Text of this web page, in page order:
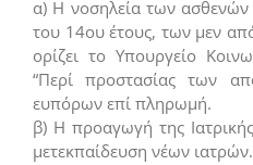
α) Η νοσηλεία των ασθενών
του 14ου έτους, των μεν
ορίζει το Υπουργείο
“Περί προστασίας των
ευπόρων επί πληρωμή.
β) Η προαγωγή της
μετεκπαίδευση νέων ιατρών.